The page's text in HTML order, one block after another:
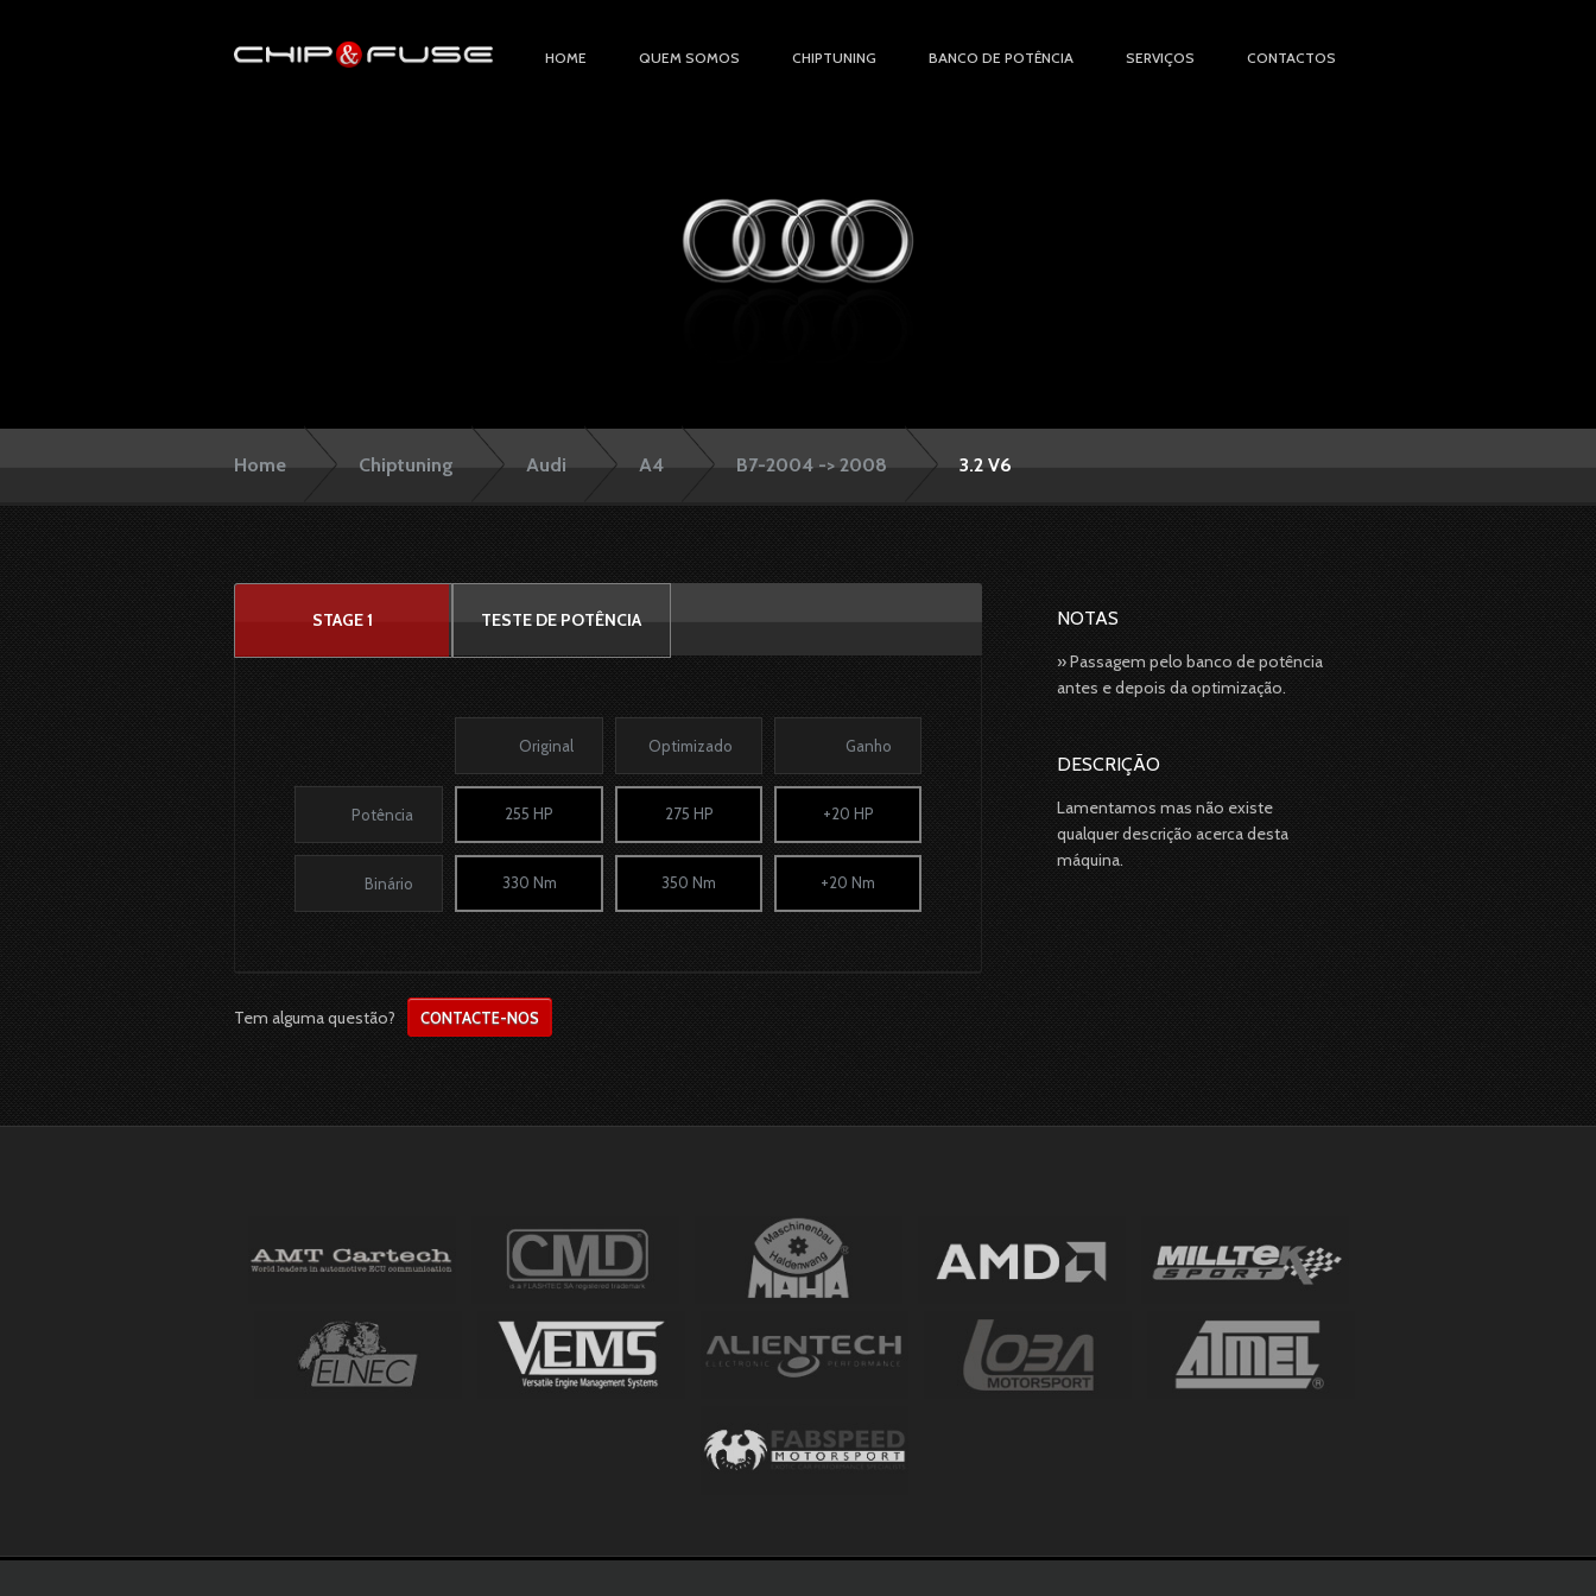
HOME QUEM SOMOS CHIPTUNING BANCO DE POTÊNCIA SERVIÇOS CONTACTOS
Home Chiptuning Audi A4 B7-2004 -> 2008 3.2 V6
STAGE 1 TESTE DE POTÊNCIA
Original Optimizado Ganho
Potência 255 HP 275 HP +20 HP
Binário 330 Nm 350 Nm +20 Nm
Tem alguma questão? CONTACTE-NOS
NOTAS
» Passagem pelo banco de potência
antes e depois da optimização.
DESCRIÇÃO
Lamentamos mas não existe
qualquer descrição acerca desta
máquina.